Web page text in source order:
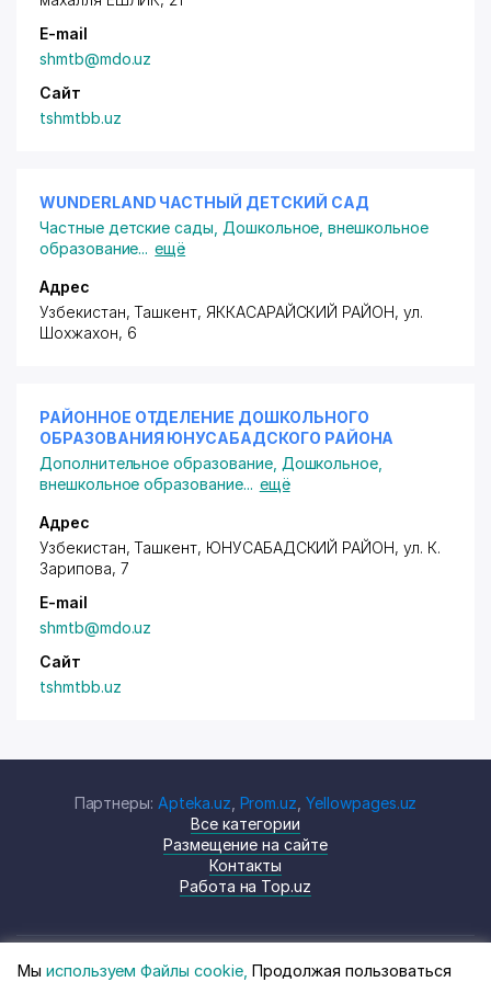
✅ Дети учатся сближаться, находить общий язык,
укреплять отношения, стремиться к компромиссу.
E-mail
shmtb@mdo.uz
Сайт
tshmtbb.uz
WUNDERLAND ЧАСТНЫЙ ДЕТСКИЙ САД
Частные детские сады Дошкольное, внешкольное
образование... ещё
Адрес
Узбекистан, Ташкент, ЯККАСАРАЙСКИЙ РАЙОН, ул.
Шохжахон, 6
РАЙОННОЕ ОТДЕЛЕНИЕ ДОШКОЛЬНОГО
ОБРАЗОВАНИЯ ЮНУСАБАДСКОГО РАЙОНА
Дополнительное образование, Дошкольное,
внешкольное образование... ещё
Адрес
Узбекистан, Ташкент, ЮНУСАБАДСКИЙ РАЙОН, ул. К.
Зарипова, 7
E-mail
shmtb@mdo.uz
Сайт
tshmtbb.uz
Партнеры: Apteka.uz Prom.uz ,Yellowpages.uz
Все категории
Размещение на сайте
Контакты
Работа на Top.uz
Мы используем Файлы cookie, Продолжая пользоваться